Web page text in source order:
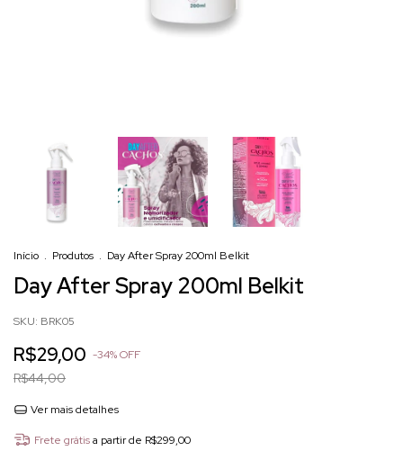
Início . Produtos . Day After Spray 200ml Belkit
Day After Spray 200ml Belkit
SKU: BRK05
R$29,00 -34%OFF
R$44,00
Ver mais detalhes
Frete grátis a partir de R$299,00